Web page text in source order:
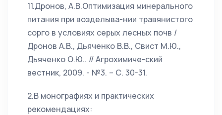
11.Дронов, А.В.Оптимизация минерального
питания при возделыва-нии травянистого
сорго в условиях серых лесных почв /
Дронов А.В., Дьяченко В.В., Свист М.Ю.,
Дьяченко О.Ю.. // Агрохимиче-ский
вестник, 2009. - №3. – С. 30-31.
2.В монографиях и практических
рекомендациях: